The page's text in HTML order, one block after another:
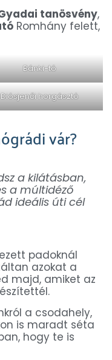
tanösvény,
Romhány felett,
Bánki-tó
Diósjenői horgásztó
vár?
a kilátásban,
a múltidéző
ideális úti cél
padoknál
azokat a
majd, amiket az
a csodahely,
is maradt séta
hogy te is